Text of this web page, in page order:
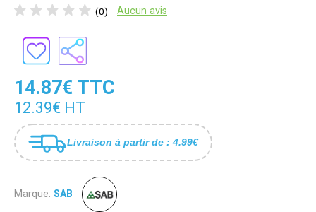
(0) Aucun avis
14.87€ TTC
12.39€ HT
Livraison à partir de : 4.99€
Marque: SAB